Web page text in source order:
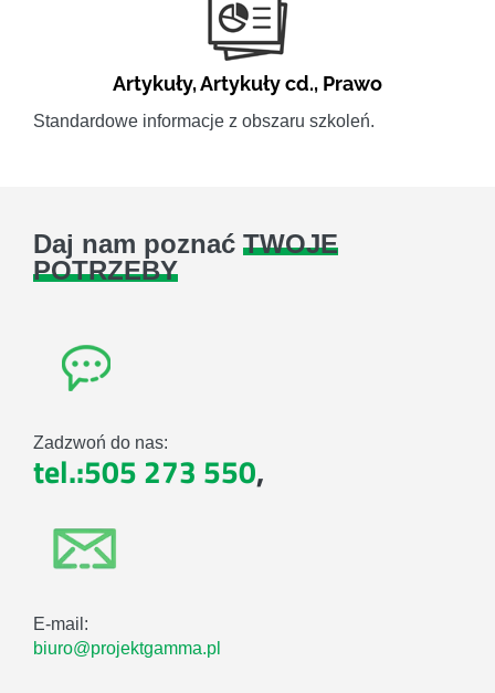
Artykuły,Artykuły cd., Prawo
Standardowe informacje z obszaru szkoleń.
Daj nam poznać TWOJE
POTRZEBY
Zadzwoń do nas:
tel.:505 273 550,
E-mail:
biuro@projektgamma.pl